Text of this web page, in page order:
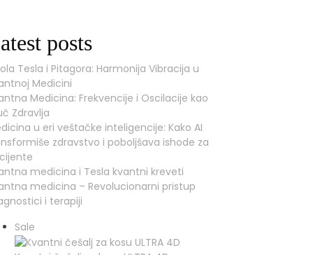
posts
Tesla i Pitagora: Harmonija Vibracija u
Medicini
Medicina: Frekvencije i Oscilacije kao
Zdravlja
u eri veštačke inteligencije: Kako AI
zdravstvo i poboljšava ishode za
medicina i Tesla kvantni kreveti
medicina – Revolucionarni pristup
i terapiji
Sale
on